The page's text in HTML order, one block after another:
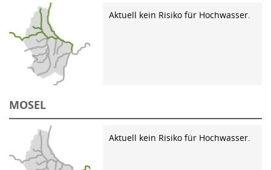
Aktuell kein Risiko für Hochwasser.
MOSEL
Aktuell kein Risiko für Hochwasser.